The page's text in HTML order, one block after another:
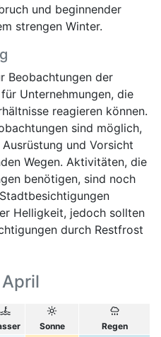
und beginnender
strengen Winter.
Beobachtungen der
Unternehmungen, die
reagieren können.
sind möglich,
und Vorsicht
Wegen. Aktivitäten, die
benötigen, sind noch
Helligkeit, jedoch sollten
durch Restfrost
Sonne Regen